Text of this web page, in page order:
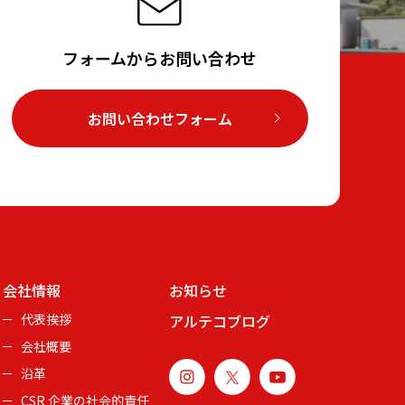
フォームからお問い合わせ
お問い合わせフォーム
会社情報
代表挨拶
会社概要
沿革
CSR 企業の社会的責任
お知らせ
アルテコブログ